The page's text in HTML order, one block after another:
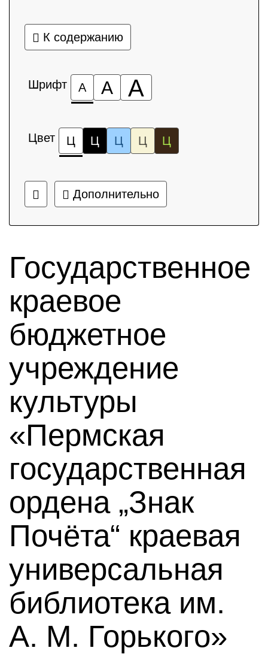
К содержанию
Шрифт А А А
Цвет Ц Ц Ц Ц Ц
Дополнительно
Государственное
краевое
бюджетное
учреждение
культуры
«Пермская
государственная
ордена „Знак
Почёта“ краевая
универсальная
библиотека им.
А. М. Горького»